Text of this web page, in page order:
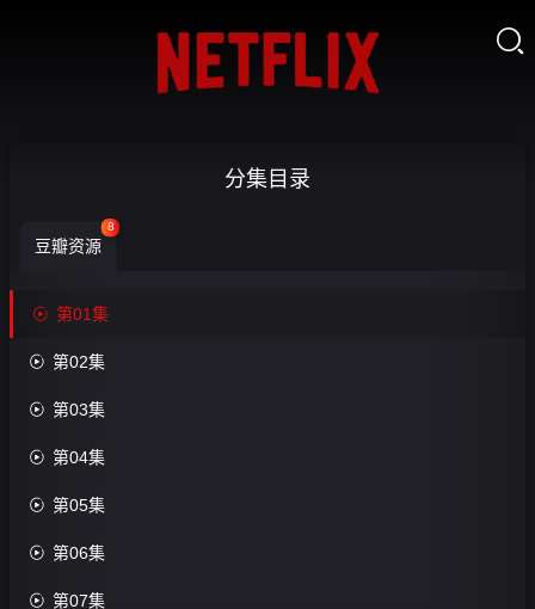

恋
歌-
第
集

藏
分集目录
豆瓣资源
8
 第01集
 第02集
 第03集
 第04集
 第05集
 第06集
 第07集